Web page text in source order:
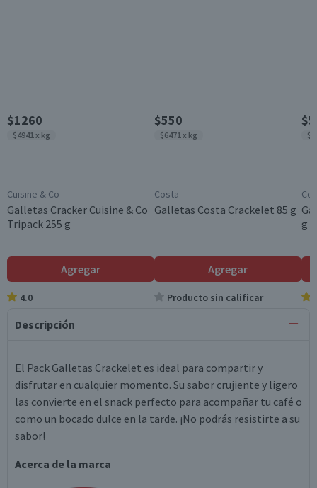
$1260
$4941 x kg
Cuisine & Co
Galletas Cracker Cuisine & Co
Tripack 255 g
Agregar
4.0
$550
$6471 x kg
Costa
Galletas Costa Crackelet 85 g
Agregar
Producto sin calificar
g
Descripción
El Pack Galletas Crackelet es ideal para compartir y
disfrutar en cualquier momento. Su sabor crujiente y ligero
las convierte en el snack perfecto para acompañar tu café o
como un bocado dulce en la tarde. ¡No podrás resistirte a su
sabor!
Acerca de la marca